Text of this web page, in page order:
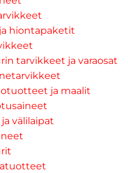
hiontapaketit
tarvikkeet ja varaosat
ja maalit
välilaipat